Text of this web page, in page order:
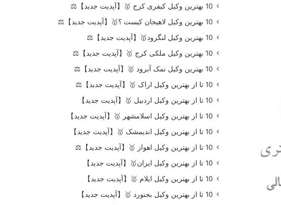
10 بهترین وکیل کیفری کرج 🥇【آپدیت جدید】⚖️
10 بهترین وکیل لاهیجان کیست ؟🥇【آپدیت جدید】⚖️
10 بهترین وکیل لنگرود🥇【آپدیت جدید】⚖️
10 بهترین وکیل ملکی کرج 🥇【آپدیت جدید】⚖️
10 بهترین وکیل نمک آبرود 🥇【آپدیت جدید】⚖️
10 تا از بهترین وکیل اراک 🥇【آپدیت جدید】⚖️
10 تا از بهترین وکیل اردبیل 🥇【آپدیت جدید】
10 تا از بهترین وکیل اسلامشهر 🥇【آپدیت جدید】
10 تا از بهترین وکیل اندیمشک 🥇【آپدیت جدید】
10 تا از بهترین وکیل اهواز 🥇【آپدیت جدید】⚖️
10 تا از بهترین وکیل ایران🥇【آپدیت جدید】
10 تا از بهترین وکیل ایلام 🥇【آپدیت جدید】
10 تا از بهترین وکیل بجنورد 🥇【آپدیت جدید】